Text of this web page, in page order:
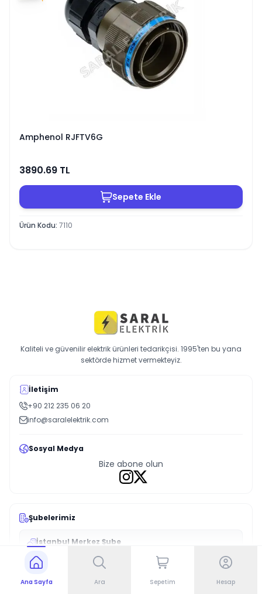
Ana Sayfa Ara Sepetim Hesap
Amphenol RJFTV6G
3890.69 TL
Sepete Ekle
Ürün Kodu: 7110
Kaliteli ve güvenilir elektrik ürünleri tedarikçisi. 1995'ten bu yana
sektörde hizmet vermekteyiz.
İletişim
+90 212 235 06 20
info@saralelektrik.com
Sosyal Medya
Bize abone olun
Şubelerimiz
İstanbul Merkez Şube
Kat Beyoğlu/İstanbul
+90 212 235 06 20